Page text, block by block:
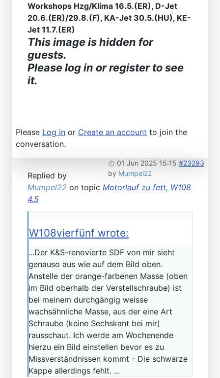
Workshops Hzg/Klima 16.5.(ER), D-Jet
20.6.(ER)/29.8.(F), KA-Jet 30.5.(HU), KE-
Jet 11.7.(ER)
This image is hidden for
guests.
Please log in or register to see
it.
Please Log in or Create an account to join the
conversation.
01 Jun 2025 15:15 #23293
by Mumpel22
Replied by
Mumpel22 on topic Motorlauf zu fett, W108
4.5
W108vierfünf wrote:
...Der K&S-renovierte SDF von mir sieht
genauso aus wie auf dem Bild oben.
Anstelle der orange-farbenen Masse (oben
im Bild oberhalb der Verstellschraube) ist
bei meinem durchgängig weisse
wachsähnliche Masse, aus der eine Art
Schraube (keine Sechskant bei mir)
rausschaut. Ich werde am Wochenende
hierzu ein Bild einstellen bevor es zu
Missverständnissen kommt - Die schwarze
Kappe allerdings fehlt. ...